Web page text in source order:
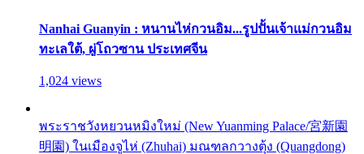
Nanhai Guanyin : หนานไห่กวนอิม...รูปปั้นเจ้าแม่กวนอิม
ทะเลใต้, ผู่โถวซาน ประเทศจีน
1,024 views
พระราชวังหยวนหมิงใหม่ (New Yuanming Palace/宮新園
明園) ในเมืองจูไห่ (Zhuhai) มณฑลกวางตุ้ง (Quangdong)